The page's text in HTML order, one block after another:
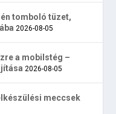
tomboló tüzet,
2026-08-05
a mobilstég –
2026-08-05
meccsek